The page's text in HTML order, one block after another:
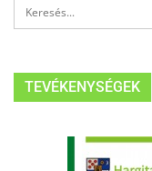
TEVÉKENYSÉGEK